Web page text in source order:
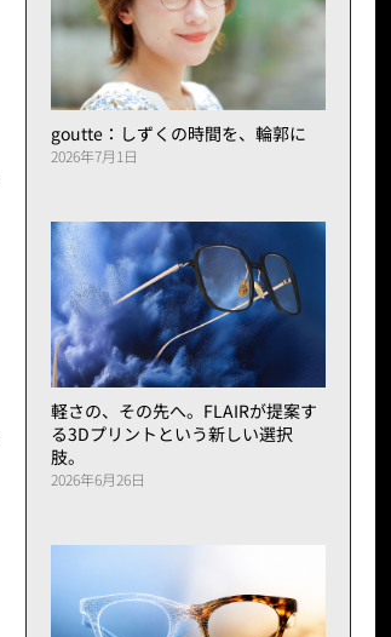
goutte：しずくの時間を、輪郭に
2026年7月1日
軽さの、その先へ。FLAIRが提案す
る3Dプリントという新しい選択
肢。
2026年6月26日